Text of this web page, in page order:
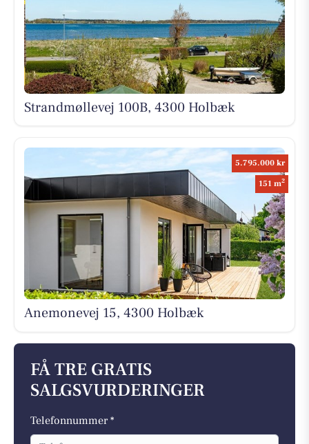
Strandmøllevej 100B, 4300 Holbæk
5.795.000 kr
151 m2
Anemonevej 15, 4300 Holbæk
FÅ TRE GRATIS
SALGSVURDERINGER
Telefonnummer *